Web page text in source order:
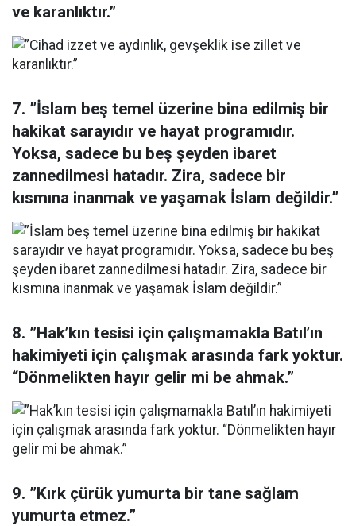
ve karanlıktır.”
7. ”İslam beş temel üzerine bina edilmiş bir
hakikat sarayıdır ve hayat programıdır.
Yoksa, sadece bu beş şeyden ibaret
zannedilmesi hatadır. Zira, sadece bir
kısmına inanmak ve yaşamak İslam değildir.”
8. ”Hak’kın tesisi için çalışmamakla Batıl’ın
hakimiyeti için çalışmak arasında fark yoktur.
“Dönmelikten hayır gelir mi be ahmak.”
9. ”Kırk çürük yumurta bir tane sağlam
yumurta etmez.”